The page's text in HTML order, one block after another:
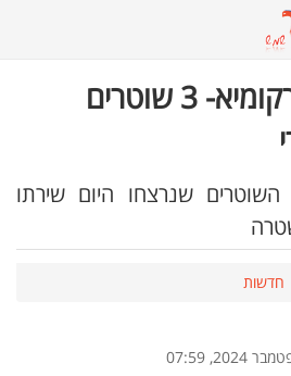
סמוך למרחב תרקומיא- 3 שוטרים
שנרצחו היום שירתו
חדשות